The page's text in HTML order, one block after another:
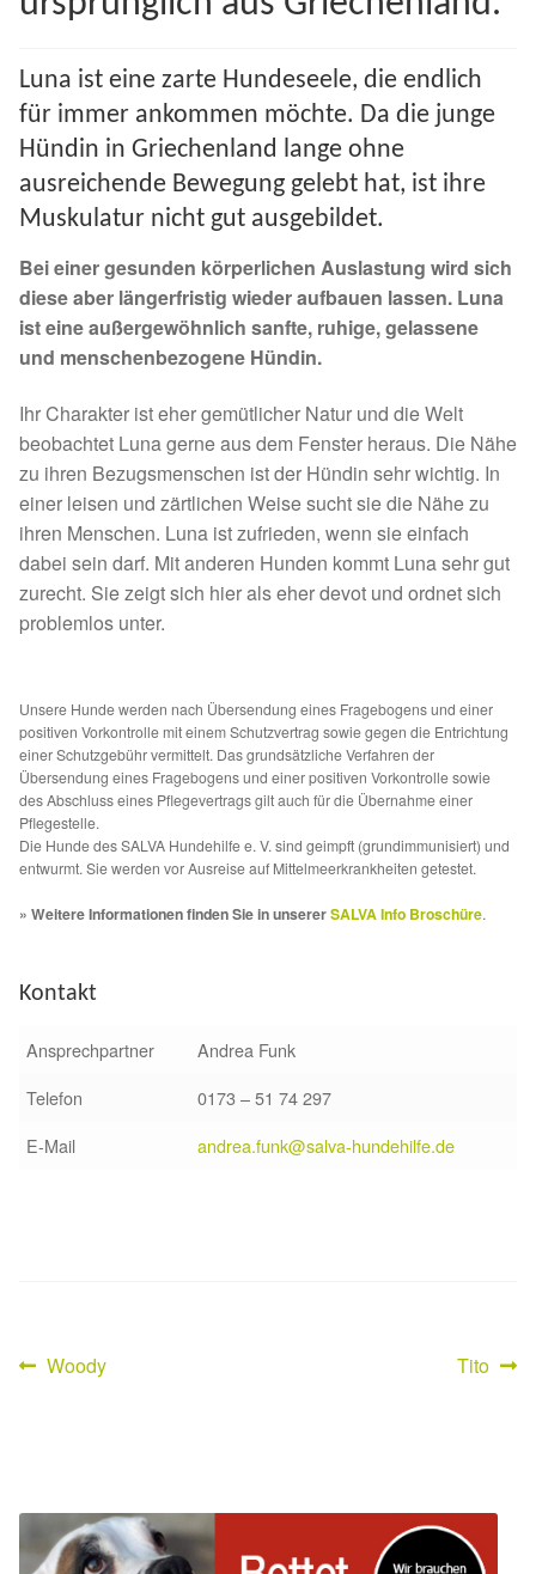
Juli bis Dezember 2023
Januar bis Juni 2023
Spenden 2022
Juli bis Dezember 2022
Januar bis Juni 2022
Spenden 2021
Juli bis Dezember 2021
Fördermitgliedschaft
Tierschutz
Schutzgebühr
Unsere Notnasen
Notnasen in Deutschland
Notnasen noch im Ausland
Notnasen mit Handicap
Wichtige Gedanken vor der Adoption
Sicherheitsgeschirr
Sonderfarben bei Hunden
Info Broschüre – SALVA Hundehilfe e.V.
Luna ist eine zarte Hundeseele, die endlich
für immer ankommen möchte. Da die junge
Hündin in Griechenland lange ohne
ausreichende Bewegung gelebt hat, ist ihre
Muskulatur nicht gut ausgebildet.
Bei einer gesunden körperlichen Auslastung wird sich
diese aber längerfristig wieder aufbauen lassen. Luna
ist eine außergewöhnlich sanfte, ruhige, gelassene
und menschenbezogene Hündin.
Ihr Charakter ist eher gemütlicher Natur und die Welt
beobachtet Luna gerne aus dem Fenster heraus. Die Nähe
zu ihren Bezugsmenschen ist der Hündin sehr wichtig. In
einer leisen und zärtlichen Weise sucht sie die Nähe zu
ihren Menschen. Luna ist zufrieden, wenn sie einfach
dabei sein darf. Mit anderen Hunden kommt Luna sehr gut
zurecht. Sie zeigt sich hier als eher devot und ordnet sich
problemlos unter.
Unsere Hunde werden nach Übersendung eines Fragebogens und einer
positiven Vorkontrolle mit einem Schutzvertrag sowie gegen die Entrichtung
einer Schutzgebühr vermittelt. Das grundsätzliche Verfahren der
Übersendung eines Fragebogens und einer positiven Vorkontrolle sowie
des Abschluss eines Pflegevertrags gilt auch für die Übernahme einer
Pflegestelle.
Die Hunde des SALVA Hundehilfe e. V. sind geimpft (grundimmunisiert) und
entwurmt. Sie werden vor Ausreise auf Mittelmeerkrankheiten getestet.
» Weitere Informationen finden Sie in unsererSALVA Info Broschüre.
Kontakt
Ansprechpartner
Andrea Funk
Telefon
0173 – 51 74 297
E-Mail
andrea.funk@salva-hundehilfe.de
Beitragsnavigation
Vorheriger
Woody
Nächster
Tito